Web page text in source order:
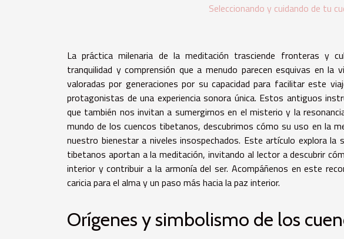
Seleccionando y cuidando de tu
La práctica milenaria de la meditación trasciende fronteras y
tranquilidad y comprensión que a menudo parecen esquivas en la
valoradas por generaciones por su capacidad para facilitar este
protagonistas de una experiencia sonora única. Estos antiguos
que también nos invitan a sumergirnos en el misterio y la
mundo de los cuencos tibetanos, descubrimos cómo su uso en la
nuestro bienestar a niveles insospechados. Este artículo explora la
tibetanos aportan a la meditación, invitando al lector a descubrir
interior y contribuir a la armonía del ser. Acompáñenos en este
caricia para el alma y un paso más hacia la paz interior.
Orígenes y simbolismo de los